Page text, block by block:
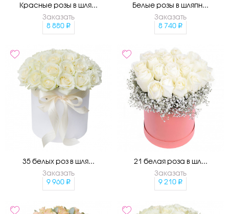
Красные розы в шля...
Заказать
8 880
Белые розы в шляпн...
Заказать
8 740
35 белых роз в шля...
Заказать
9 960
21 белая роза в шл...
Заказать
9 210